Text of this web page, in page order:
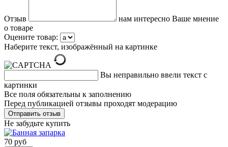
Отзыв
нам интересно Ваше мнение
о товаре
Оцените товар:
Наберите текст, изображённый на картинке
Вы неправильно ввели текст с
картинки
Все поля обязательны к заполнению
Перед публикацией отзывы проходят модерацию
Не забудьте купить
70 руб